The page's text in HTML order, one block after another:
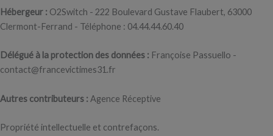
Hébergeur : O2Switch - 222 Boulevard Gustave Flaubert, 63000
Clermont-Ferrand - Téléphone : 04.44.44.60.40
Délégué à la protection des données : Françoise Passuello -
contact@francevictimes31.fr
Autres contributeurs : Agence Réceptive
Propriété intellectuelle et contrefaçons.